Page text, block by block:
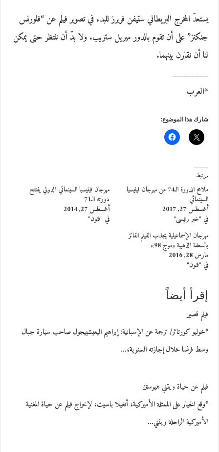
يستعدّ المخرج البريطاني ستيفن فريرز للبدء في تصوير فيلم عن “فلورنس
جنكنز” على أن تقوم بالدور ميريل ستريب. ولا بدّ أن ننتظر حتى يمكن
لنا أن نقارن بينهما.
________
*العرب
شارك هذا الموضوع:
مرتبط
ملامح الدورة الـ74 من مهرجان فينيسيا
السينمائي
أغسطس 27, 2017
في "خبر رئيسي"
مهرجان فينيسيا السينمائي الدولي يفتتح
دورته الـ71
أغسطس 27, 2014
في "فنون"
مهرجان الإسماعيلية يجذب الفيلم الفائز
بالسعفة الذهبية «موج 98»
مارس 28, 2016
في "فنون"
إقرأ أيضاً
فيلم قصير
*خوليو كورتاثر/ ترجمة عن الإسبانية: إبراهيم اليعيشييجول صاحب سيارة جبال
وسط فرنسا خلال إجازته السنوية،…
فيلم عن حياة ويتني هيوستن
*وقع الخيار على الممثلة الأميركية، أنغيلا باسيت، لإخراج فيلم عن حياة المغنية
الأميركية الراحلة ويتني…